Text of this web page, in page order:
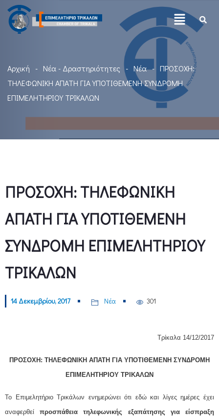
Αρχική Νέα - Δραστηριότητες Νέα
ΠΡΟΣΟΧΗ:
ΤΗΛΕΦΩΝΙΚΗ ΑΠΑΤΗ ΓΙΑ ΥΠΟΤΙΘΕΜΕΝΗ ΣΥΝΔΡΟΜΗ
ΕΠΙΜΕΛΗΤΗΡΙΟΥ ΤΡΙΚΑΛΩΝ
ΠΡΟΣΟΧΗ: ΤΗΛΕΦΩΝΙΚΗ
ΑΠΑΤΗ ΓΙΑ ΥΠΟΤΙΘΕΜΕΝΗ
ΣΥΝΔΡΟΜΗ ΕΠΙΜΕΛΗΤΗΡΙΟΥ
ΤΡΙΚΑΛΩΝ
14 Δεκεμβρίου, 2017 Νέα 301
Τρίκαλα 14/12/2017
ΠΡΟΣΟΧΗ: ΤΗΛΕΦΩΝΙΚΗ ΑΠΑΤΗ ΓΙΑ ΥΠΟΤΙΘΕΜΕΝΗ ΣΥΝΔΡΟΜΗ
ΕΠΙΜΕΛΗΤΗΡΙΟΥ ΤΡΙΚΑΛΩΝ
Το Επιμελητήριο Τρικάλων ενημερώνει ότι εδώ και λίγες ημέρες έχει
αναφερθείπροσπάθεια τηλεφωνικής εξαπάτησης για είσπραξη